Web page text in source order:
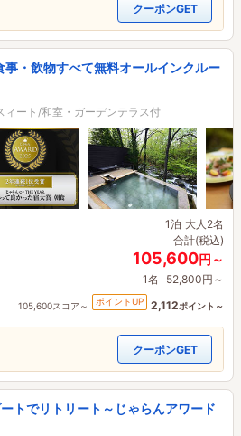
クーポンGET
事・飲物すべて無料オールインクルー
ィート/和室・ガーデンテラス付
1泊 大人2名
合計(税込)
105,600円～
1名 52,800円～
105,600スコア～ ポイントUP 2,112ポイント～
クーポンGET
トでリトリート～じゃらんアワード